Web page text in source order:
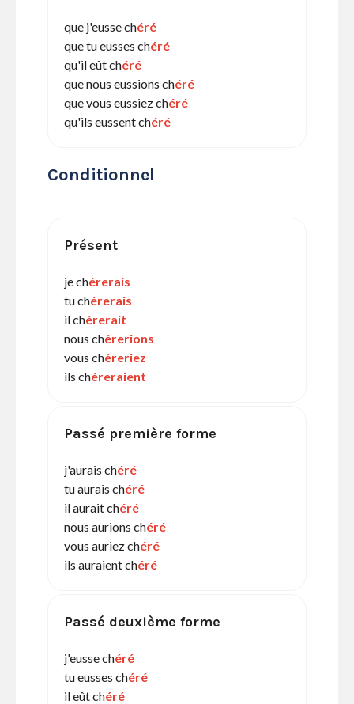
que j'eusse chéré
que tu eusses chéré
qu'il eût chéré
que nous eussions chéré
que vous eussiez chéré
qu'ils eussent chéré
Conditionnel
Présent
je chérerais
tu chérerais
il chérerait
nous chérerions
vous chéreriez
ils chéreraient
Passé première forme
j'aurais chéré
tu aurais chéré
il aurait chéré
nous aurions chéré
vous auriez chéré
ils auraient chéré
Passé deuxième forme
j'eusse chéré
tu eusses chéré
il eût chéré